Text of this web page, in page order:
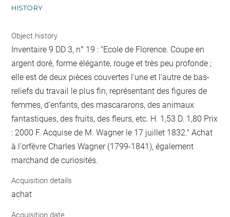
HISTORY
Object history
Inventaire 9 DD 3, n° 19 : "Ecole de Florence. Coupe en
argent doré, forme élégante, rouge et très peu profonde ;
elle est de deux pièces couvertes l'une et l'autre de bas-
reliefs du travail le plus fin, représentant des figures de
femmes, d'enfants, des mascararons, des animaux
fantastiques, des fruits, des fleurs, etc. H. 1,53 D. 1,80 Prix
: 2000 F. Acquise de M. Wagner le 17 juillet 1832." Achat
à l'orfèvre Charles Wagner (1799-1841), également
marchand de curiosités.
Acquisition details
achat
Acquisition date